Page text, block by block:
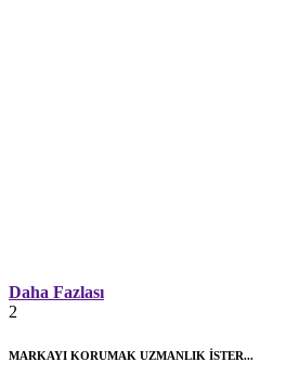
Daha Fazlası
2
MARKAYI KORUMAK UZMANLIK İSTER...